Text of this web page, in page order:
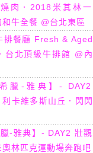
肉．2018米其林一
牛全餐 @台北東區
排餐廳 Fresh & Aged
台北頂級牛排館 @內
臘-雅典】- DAY2
卡維多斯山丘．閃閃
-雅典】- DAY2 壯觀
林匹克運動場奔跑吧